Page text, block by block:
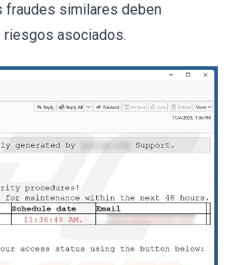
fraudes similares deben
riesgos asociados.